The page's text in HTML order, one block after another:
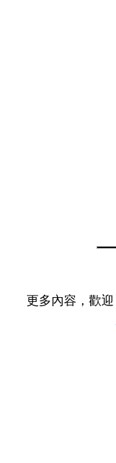
更多內容，歡迎